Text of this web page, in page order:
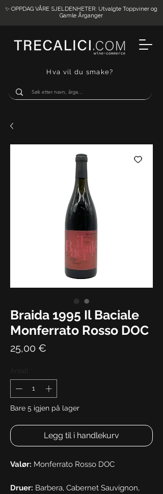
Hva vil du smake?
✨ OPPDAG VÅRE SJELDENHETER: Utvalgte Toppviner og
Gamle Årganger
Braida 1995 Il Baciale
Monferrato Rosso DOC
25,00 €
Bare 5 igjen på lager
Legg til i handlekurv
Valør: Monferrato Rosso DOC
Druer: Barbera, Cabernet Sauvignon,